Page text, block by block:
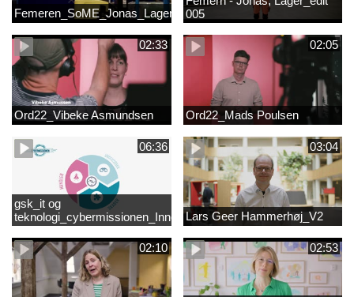
Femeren_SoME_Jonas_Lager
005
02:33
Ord22_Vibeke Asmundsen
02:05
Ord22_Mads Poulsen
06:36
gsk_it og
teknologi_cybermissionen_Innovationscirklen
03:04
Lars Geer Hammerhøj_V2
02:10 02:53